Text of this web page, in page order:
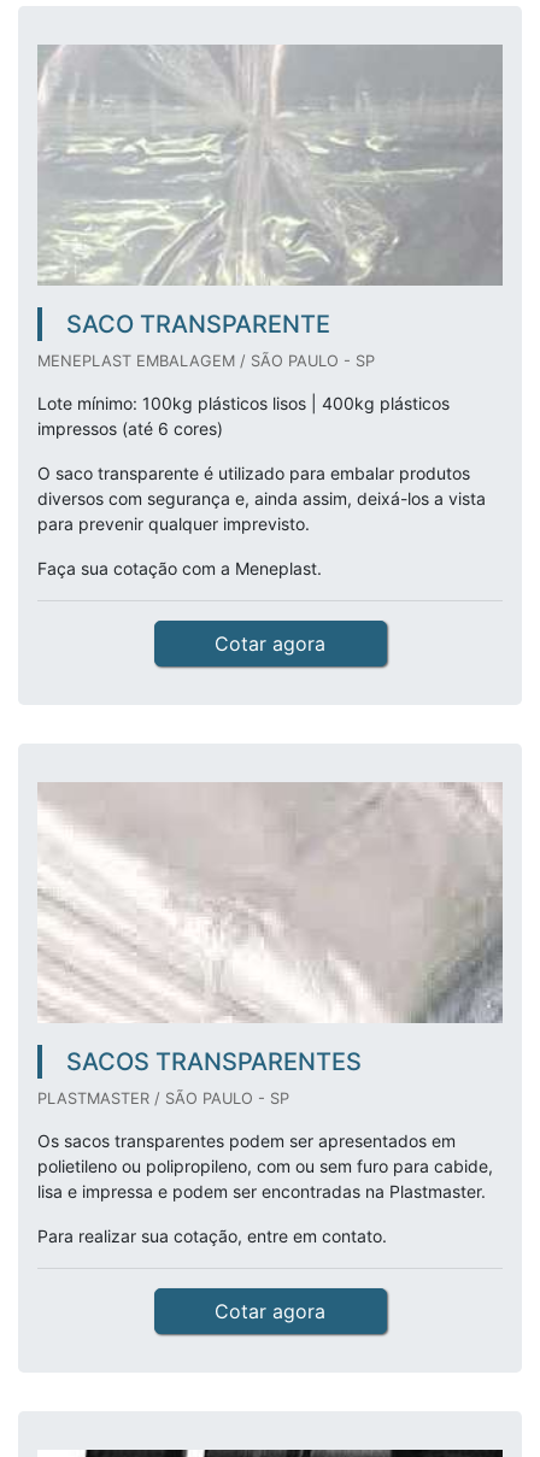
SACO TRANSPARENTE
MENEPLAST EMBALAGEM / SÃO PAULO - SP
Lote mínimo: 100kg plásticos lisos | 400kg plásticos
impressos (até 6 cores)
O saco transparente é utilizado para embalar produtos
diversos com segurança e, ainda assim, deixá-los a vista
para prevenir qualquer imprevisto.
Faça sua cotação com a Meneplast.
Cotar agora
SACOS TRANSPARENTES
PLASTMASTER / SÃO PAULO - SP
Os sacos transparentes podem ser apresentados em
polietileno ou polipropileno, com ou sem furo para cabide,
lisa e impressa e podem ser encontradas na Plastmaster.
Para realizar sua cotação, entre em contato.
Cotar agora